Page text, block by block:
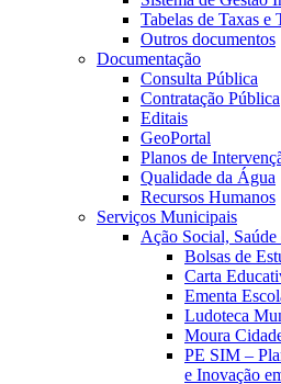
Tabelas de Taxas
Outros documentos
Documentação
Consulta Pública
Contratação Pública
Editais
GeoPortal
Planos de
Qualidade da Água
Recursos Humanos
Serviços Municipais
Ação Social, Saúde
Bolsas de
Carta
Ementa
Ludoteca
Moura
PE SIM –
e Inovação